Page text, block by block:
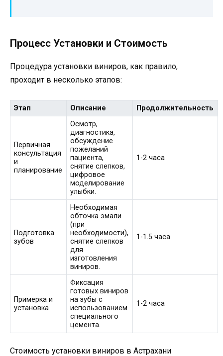
Процесс Установки и Стоимость
Процедура установки виниров, как правило,
проходит в несколько этапов:
Этап Описание Продолжительность
Первичная
консультация
и
планирование
Осмотр,
диагностика,
обсуждение
пожеланий
пациента,
снятие слепков,
цифровое
моделирование
улыбки.
1-2 часа
Подготовка
зубов
Необходимая
обточка эмали
(при
необходимости),
снятие слепков
для
изготовления
виниров.
1-1.5 часа
Примерка и
установка
Фиксация
готовых виниров
на зубы с
использованием
специального
цемента.
1-2 часа
Стоимость установки виниров в Астрахани